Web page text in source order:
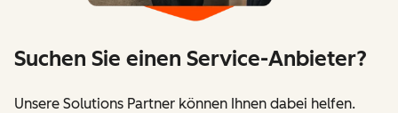
Suchen Sie einen Service-Anbieter?
Unsere Solutions Partner können Ihnen dabei helfen.